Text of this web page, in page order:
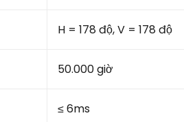
H = 178 độ, V = 178 độ
50.000 giờ
≤ 6ms